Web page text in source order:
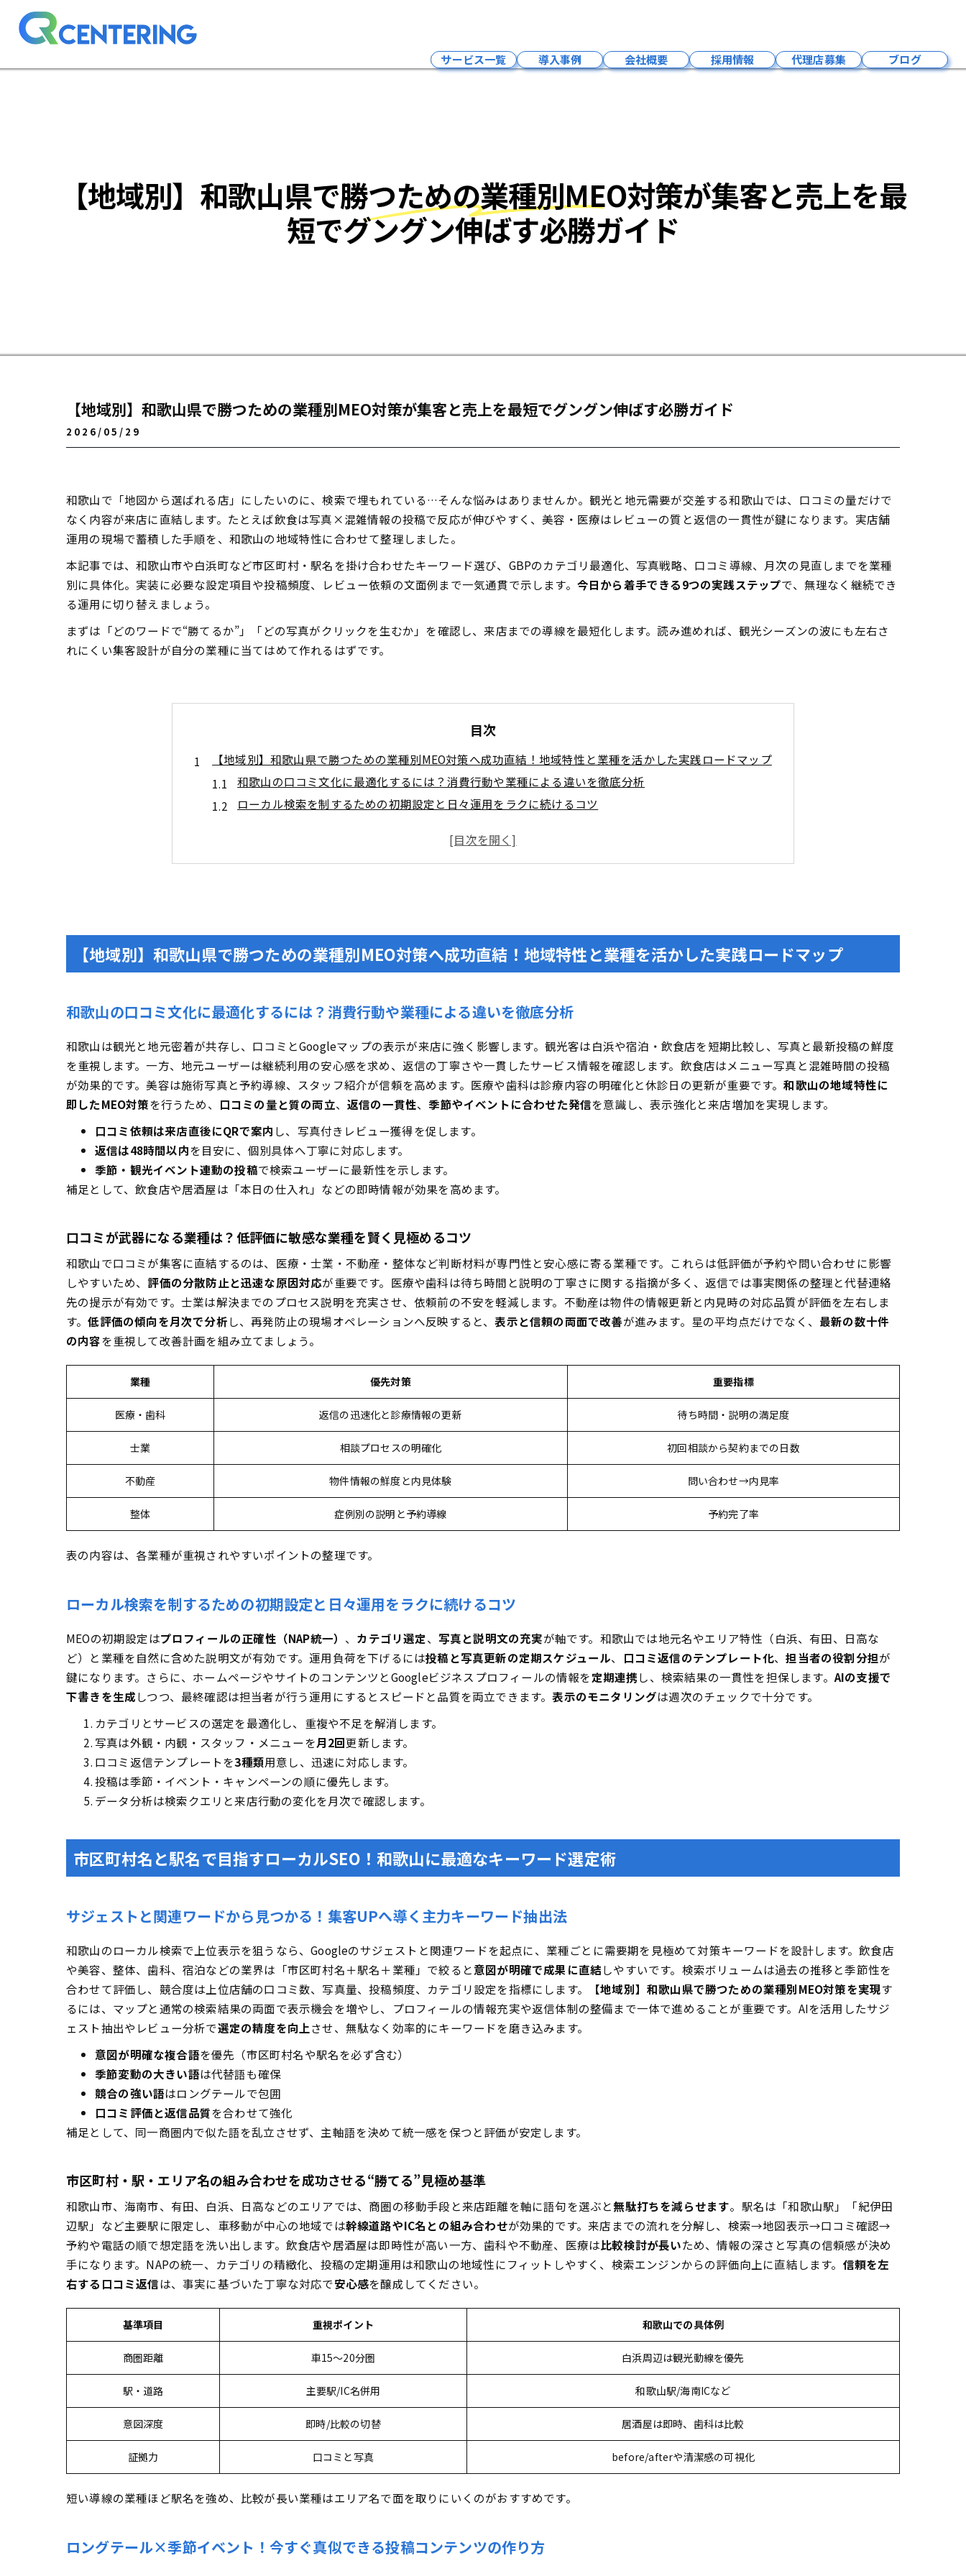
サービス一覧
LLMO×MEO対策
LLMO×HP制作
予約システム
導入事例 会社概要 採用情報
社員紹介
事業内容
代理店募集 ブログ
【地域別】和歌山県で勝つための業種別MEO対策が集客と売上を最
短でグングン伸ばす必勝ガイド
【地域別】和歌山県で勝つための業種別MEO対策が集客と売上を最短でグングン伸ばす必勝ガイド
2026/05/29
和歌山で「地図から選ばれる店」にしたいのに、検索で埋もれている…そんな悩みはありませんか。観光と地元需要が交差する和歌山では、口コミの量だけで
なく内容が来店に直結します。たとえば飲食は写真×混雑情報の投稿で反応が伸びやすく、美容・医療はレビューの質と返信の一貫性が鍵になります。実店舗
運用の現場で蓄積した手順を、和歌山の地域特性に合わせて整理しました。
本記事では、和歌山市や白浜町など市区町村・駅名を掛け合わせたキーワード選び、GBPのカテゴリ最適化、写真戦略、口コミ導線、月次の見直しまでを業種
別に具体化。実装に必要な設定項目や投稿頻度、レビュー依頼の文面例まで一気通貫で示します。 今日から着手できる9つの実践ステップで、無理なく継続でき
る運用に切り替えましょう。
まずは「どのワードで“勝てるか”」「どの写真がクリックを生むか」を確認し、来店までの導線を最短化します。読み進めれば、観光シーズンの波にも左右さ
れにくい集客設計が自分の業種に当てはめて作れるはずです。
目次
【地域別】和歌山県で勝つための業種別MEO対策へ成功直結！地域特性と業種を活かした実践ロードマップ
和歌山の口コミ文化に最適化するには？消費行動や業種による違いを徹底分析
ローカル検索を制するための初期設定と日々運用をラクに続けるコツ
サジェストと関連ワードから見つかる！集客UPへ導く主力キーワード抽出法
写真戦略でクリック倍増！外観・内観・メニュー・スタッフの必須カット集
口コミを味方に！和歌山で集客加速するレビュー施策と運用設計
口コミと連動する写真＆投稿術！体験談を呼び込む仕掛けのアイデア
飲食店・カフェ・居酒屋・ラーメンで効く！写真・投稿・口コミの最強戦略
美容・エステ・ネイル・整骨院の予約がどんどん増える対策とは
クリニック・歯科・鍼灸・薬局で信頼をつかみとるための対策集
運用の省力化でラクラク実践！AIと自動化ツール活用で口コミ/投稿の効率爆上げ
AI返信×手動対応の最適バランスと品質コントロールの秘訣
投稿の自動化＆イベントカレンダー運用で“手間ゼロ”でも内容充実
効果測定と改善のためのデータ活用術！和歌山でMEOを続けて勝つチェック法
導入費用と料金体系の納得基準！和歌山で賢く投資するための完全マニュアル
自社運用か外部依頼か？最短で成果を出す選び方のヒント
失敗しない会社選びの注意点と流れも解説！
和歌山の市区町村ごとに狙うべきMEO必須施策とキーワード戦略
和歌山市・海南市・紀の川市で成果が変わる“攻め方”丸わかり
和歌山で業種別MEO対策を始める方のための“よくある質問”一発解決ガイド
医療・士業の口コミ対策で気をつける表現やNGワードは？
【地域別】和歌山県で勝つための業種別MEO対策へ成功直結！地域特性と業種を活かした実践ロードマップ
和歌山の口コミ文化に最適化するには？消費行動や業種による違いを徹底分析
和歌山は観光と地元密着が共存し、口コミとGoogleマップの表示が来店に強く影響します。観光客は白浜や宿泊・飲食店を短期比較し、写真と最新投稿の鮮度
を重視します。一方、地元ユーザーは継続利用の安心感を求め、返信の丁寧さや一貫したサービス情報を確認します。飲食店はメニュー写真と混雑時間の投稿
が効果的です。美容は施術写真と予約導線、スタッフ紹介が信頼を高めます。医療や歯科は診療内容の明確化と休診日の更新が重要です。和歌山の地域特性に
即したMEO対策を行うため、 口コミの量と質の両立、返信の一貫性、 季節やイベントに合わせた発信を意識し、表示強化と来店増加を実現します。
口コミ依頼は来店直後にQRで案内 し、写真付きレビュー獲得を促します。
返信は48時間以内を目安に、個別具体へ丁寧に対応します。
季節・観光イベント連動の投稿で検索ユーザーに最新性を示します。
補足として、飲食店や居酒屋は「本日の仕入れ」などの即時情報が効果を高めます。
口コミが武器になる業種は？低評価に敏感な業種を賢く見極めるコツ
和歌山で口コミが集客に直結するのは、医療・士業・不動産・整体など判断材料が専門性と安心感に寄る業種です。これらは低評価が予約や問い合わせに影響
しやすいため、 評価の分散防止と迅速な原因対応が重要です。医療や歯科は待ち時間と説明の丁寧さに関する指摘が多く、返信では事実関係の整理と代替連絡
先の提示が有効です。士業は解決までのプロセス説明を充実させ、依頼前の不安を軽減します。不動産は物件の情報更新と内見時の対応品質が評価を左右しま
す。低評価の傾向を月次で分析し、再発防止の現場オペレーションへ反映すると、表示と信頼の両面で改善が進みます。星の平均点だけでなく、 最新の数十件
の内容を重視して改善計画を組み立てましょう。
業種 優先対策 重要指標
医療・歯科 返信の迅速化と診療情報の更新 待ち時間・説明の満足度
士業 相談プロセスの明確化 初回相談から契約までの日数
不動産 物件情報の鮮度と内見体験 問い合わせ→内見率
整体 症例別の説明と予約導線 予約完了率
表の内容は、各業種が重視されやすいポイントの整理です。
ローカル検索を制するための初期設定と日々運用をラクに続けるコツ
MEOの初期設定はプロフィールの正確性（NAP統一） 、 カテゴリ選定、 写真と説明文の充実が軸です。和歌山では地元名やエリア特性（白浜、有田、日高な
ど）と業種を自然に含めた説明文が有効です。運用負荷を下げるには投稿と写真更新の定期スケジュール、 口コミ返信のテンプレート化、担当者の役割分担が
鍵になります。さらに、ホームページやサイトのコンテンツとGoogleビジネスプロフィールの情報を定期連携し、検索結果の一貫性を担保します。 AIの支援で
下書きを生成しつつ、最終確認は担当者が行う運用にするとスピードと品質を両立できます。表示のモニタリングは週次のチェックで十分です。
カテゴリとサービスの選定を最適化し、重複や不足を解消します。
写真は外観・内観・スタッフ・メニューを月2回更新します。
口コミ返信テンプレートを3種類用意し、迅速に対応します。
投稿は季節・イベント・キャンペーンの順に優先します。
データ分析は検索クエリと来店行動の変化を月次で確認します。
市区町村名と駅名で目指すローカルSEO！和歌山に最適なキーワード選定術
サジェストと関連ワードから見つかる！集客UPへ導く主力キーワード抽出法
和歌山のローカル検索で上位表示を狙うなら、Googleのサジェストと関連ワードを起点に、業種ごとに需要期を見極めて対策キーワードを設計します。飲食店
や美容、整体、歯科、宿泊などの業界は「市区町村名＋駅名＋業種」で絞ると意図が明確で成果に直結しやすいです。検索ボリュームは過去の推移と季節性を
合わせて評価し、競合度は上位店舗の口コミ数、写真量、投稿頻度、カテゴリ設定を指標にします。
【地域別】和歌山県で勝つための業種別MEO対策を実現す
るには、マップと通常の検索結果の両面で表示機会を増やし、プロフィールの情報充実や返信体制の整備まで一体で進めることが重要です。AIを活用したサジ
ェスト抽出やレビュー分析で選定の精度を向上させ、無駄なく効率的にキーワードを磨き込みます。
意図が明確な複合語を優先（市区町村名や駅名を必ず含む）
季節変動の大きい語は代替語も確保
競合の強い語はロングテールで包囲
口コミ評価と返信品質を合わせて強化
補足として、同一商圏内で似た語を乱立させず、主軸語を決めて統一感を保つと評価が安定します。
市区町村・駅・エリア名の組み合わせを成功させる“勝てる”見極め基準
和歌山市、海南市、有田、白浜、日高などのエリアでは、商圏の移動手段と来店距離を軸に語句を選ぶと無駄打ちを減らせます。駅名は「和歌山駅」「紀伊田
辺駅」など主要駅に限定し、車移動が中心の地域では幹線道路やIC名との組み合わせが効果的です。来店までの流れを分解し、検索→地図表示→口コミ確認→
予約や電話の順で想定語を洗い出します。飲食店や居酒屋は即時性が高い一方、歯科や不動産、医療は比較検討が長いため、情報の深さと写真の信頼感が決め
手になります。NAPの統一、カテゴリの精緻化、投稿の定期運用は和歌山の地域性にフィットしやすく、検索エンジンからの評価向上に直結します。 信頼を左
右する口コミ返信は、事実に基づいた丁寧な対応で安心感を醸成してください。
基準項目 重視ポイント 和歌山での具体例
商圏距離 車15〜20分圏 白浜周辺は観光動線を優先
駅・道路 主要駅/IC名併用 和歌山駅/海南ICなど
意図深度 即時/比較の切替 居酒屋は即時、歯科は比較
証拠力 口コミと写真 before/afterや清潔感の可視化
短い導線の業種ほど駅名を強め、比較が長い業種はエリア名で面を取りにいくのがおすすめです。
ロングテール×季節イベント！今すぐ真似できる投稿コンテンツの作り方